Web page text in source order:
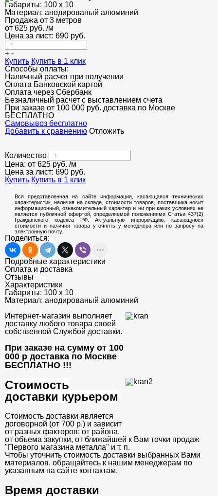
НЕДОРОГОЙ МЕТАЛЛОПРОКАТ
Габариты: 100 х 10
Материал: анодированый алюминий
Продажа от 3 метров
от 625 руб. /м
Цена за лист: 690 руб.
+ -
Купить Купить в 1 клик
Способы оплаты:
Наличный расчет при получении
Оплата Банковской картой
Оплата через Сбербанк
Безналичный расчет с выставлением счета
При заказе от 100 000 руб. доставка по Москве
БЕСПЛАТНО
Cамовывоз бесплатно
Добавить к сравнению Отложить
Количество
Цена: от 625 руб. /м
Цена за лист: 690 руб.
Купить Купить в 1 клик
Вся представленная на сайте информация, касающаяся технических
характеристик, наличия на складе, стоимости товаров, поставщика носит
информационный, ознакомительный характер и ни при каких условиях не
является публичной офертой, определяемой положениями Статьи 437(2)
Гражданского кодекса РФ. Актуальную информацию, касающуюся
стоимости и наличия товара уточнять у менеджера или по запросу на
электронную почту.
Поделиться:
Подробные характеристики
Оплата и доставка
Отзывы
Характеристики
Габариты: 100 х 10
Материал: анодированый алюминий
Интернет-магазин выполняет
доставку любого товара своей
собственной Службой доставки.
При заказе на сумму от 100
000 р доставка по Москве
БЕСПЛАТНО !!!
Стоимость
доставки курьером
Стоимость доставки является
договорной (от 700 р.) и зависит
от разных факторов: от района,
от объема закупки, от ближайшей к Вам точки продаж
"Первого магазина металла" и т. п.
Чтобы уточнить стоимость доставки выбранных Вами
материалов, обращайтесь к нашим менеджерам по
указанным на сайте контактам.
Время доставки